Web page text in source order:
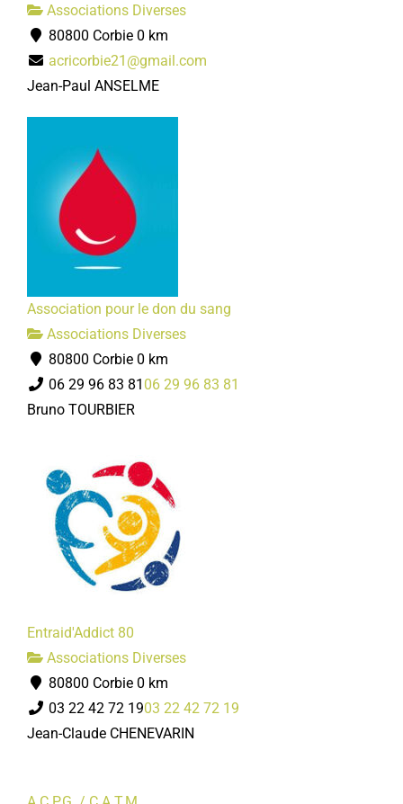
Associations Diverses
80800 Corbie 0 km
acricorbie21@gmail.com
Jean-Paul ANSELME
Association pour le don du sang
Associations Diverses
80800 Corbie 0 km
06 29 96 83 81 06 29 96 83 81
Bruno TOURBIER
Entraid'Addict 80
Associations Diverses
80800 Corbie 0 km
03 22 42 72 1903 22 42 72 19
Jean-Claude CHENEVARIN